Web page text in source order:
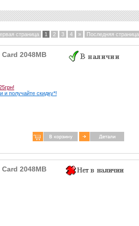
страница 1 2 3 4 » Последняя страница
2048MB
и получайте скидку*!
2048MB